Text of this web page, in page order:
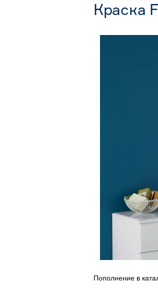
Краска
Пополнение в